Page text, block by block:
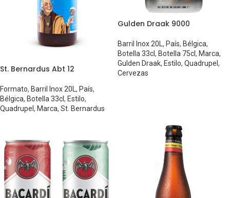
St. Bernardus Abt 12
Formato, Barril Inox 20L , País,
Bélgica, Botella 33cl, Estilo,
Quadrupel , Marca, St. Bernardus
Gulden Draak 9000
Barril Inox 20L, País, Bélgica,
Botella 33cl, Botella 75cl, Marca,
Gulden Draak, Estilo, Quadrupel ,
Cervezas